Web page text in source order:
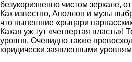
безукоризненно чистом зеркале,
Как известно, Аполлон и музы
что нынешние «рыцари
Какая уж тут «четвертая
уровня. Очевидно также
юридически заявленными